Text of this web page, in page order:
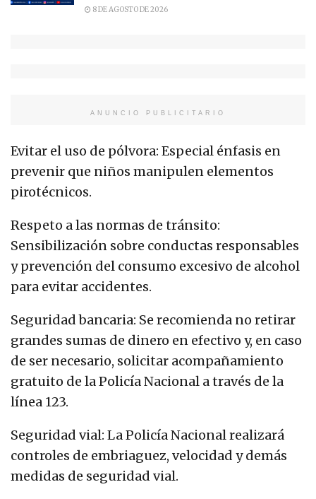
8 DE AGOSTO DE 2026
ANUNCIO PUBLICITARIO
Evitar el uso de pólvora: Especial énfasis en
prevenir que niños manipulen elementos
pirotécnicos.
Respeto a las normas de tránsito:
Sensibilización sobre conductas responsables
y prevención del consumo excesivo de alcohol
para evitar accidentes.
Seguridad bancaria: Se recomienda no retirar
grandes sumas de dinero en efectivo y, en caso
de ser necesario, solicitar acompañamiento
gratuito de la Policía Nacional a través de la
línea 123.
Seguridad vial: La Policía Nacional realizará
controles de embriaguez, velocidad y demás
medidas de seguridad vial.